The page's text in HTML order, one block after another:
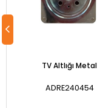
TV Altlığı Metal
ADRE240454